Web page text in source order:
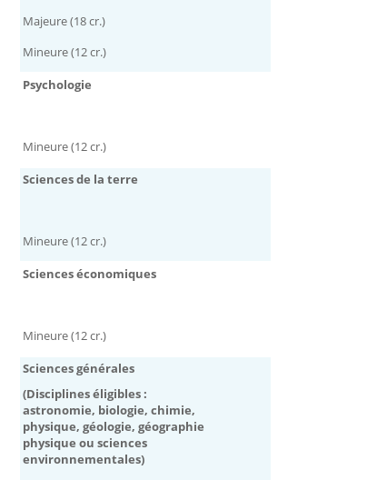
Majeure (18 cr.)
Mineure (12 cr.)
Psychologie
Mineure (12 cr.)
Sciences de la terre
Mineure (12 cr.)
Sciences économiques
Mineure (12 cr.)
Sciences générales
(Disciplines éligibles :
astronomie, biologie, chimie,
physique, géologie, géographie
physique ou sciences
environnementales)